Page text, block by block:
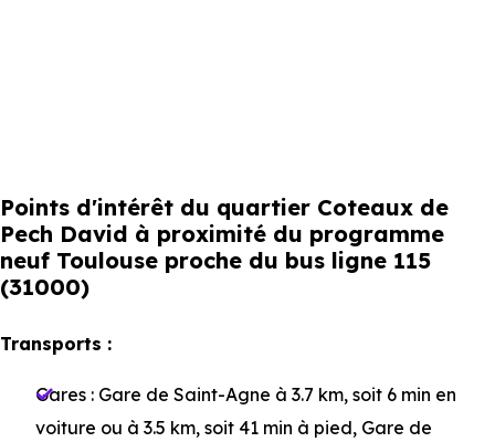
Points d'intérêt du quartier Coteaux de
Pech David à proximité du programme
neuf Toulouse proche du bus ligne 115
(31000)
Transports :
Gares : Gare de Saint-Agne à 3.7 km, soit 6 min en
voiture ou à 3.5 km, soit 41 min à pied, Gare de